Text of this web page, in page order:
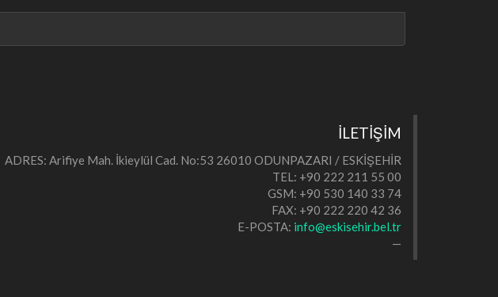
İLETİŞİM
ADRES: Arifiye Mah. İkieylül Cad. No:53 26010 ODUNPAZARI / ESKİŞEHİR
TEL: +90 222 211 55 00
GSM: +90 530 140 33 74
FAX: +90 222 220 42 36
E-POSTA: info@eskisehir.bel.tr